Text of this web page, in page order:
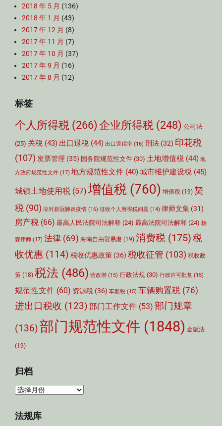
2018 年 5 月 (136)
2018 年 1 月 (43)
2017 年 12 月 (8)
2017 年 11 月 (7)
2017 年 10 月 (37)
2017 年 9 月 (16)
2017 年 8 月 (12)
标签
个人所得税 (266) 企业所得税 (248) 公司法
(25) 关税 (43) 出口退税 (44) 出口退税率 (16) 刑法 (32) 印花税
(107) 发票管理 (35) 国务院规范性文件 (30) 土地增值税 (44) 地
方政府规范性文件 (17) 地方规范性文件 (40)城市维护建设税 (45)
城镇土地使用税 (57) 增值税 (760) 增值税 (19) 契
税 (90) 应对新冠肺炎疫情 (16) 征收个人所得税问题 (14) 律师文集 (31)
房产税 (66) 最高人民法院司法解释 (24) 最高法院司法解释 (24) 杨
森律师 (17) 法律 (69) 海南自由贸易港 (19) 消费税 (175)税
收优惠 (114) 税收优惠政策 (36) 税收征管 (103) 税收政
策 (18) 税法 (486) 营改增 (15) 行政法规 (30) 行政许可批复 (15)
规范性文件 (60) 资源税 (36) 车船税 (15) 车辆购置税 (76)
进出口税收 (123) 部门工作文件 (53) 部门规章
(136)部门规范性文件 (1848) 金融法
(19)
归档
归
法规库